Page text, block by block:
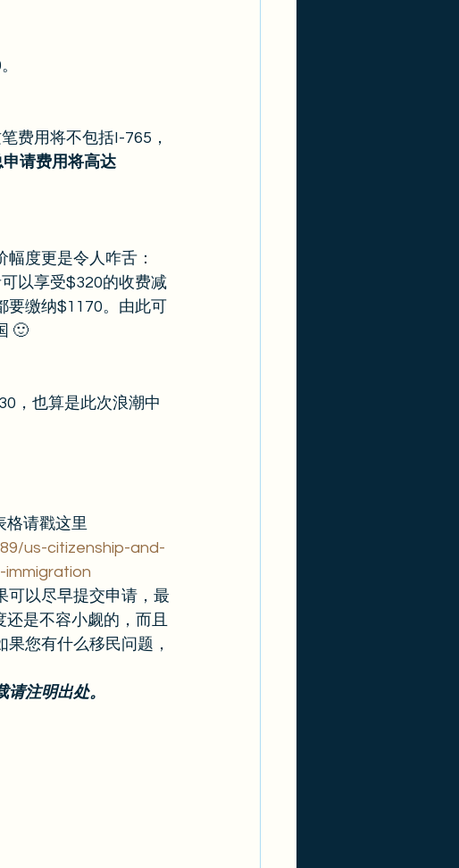
费用将不包括I-765，
申请费用将高达
度更是令人咋舌：
以享受$320的收费减
要缴纳$1170。由此可
🙂
，也算是此次浪潮中
格请戳这里
us-citizenship-and-
可以尽早提交申请，最
是不容小觑的，而且
您有什么移民问题，
注明出处。